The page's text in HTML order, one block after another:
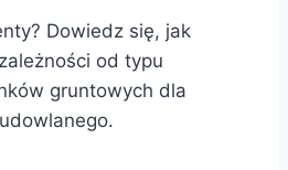
Dowiedz się, jak
od typu
gruntowych dla